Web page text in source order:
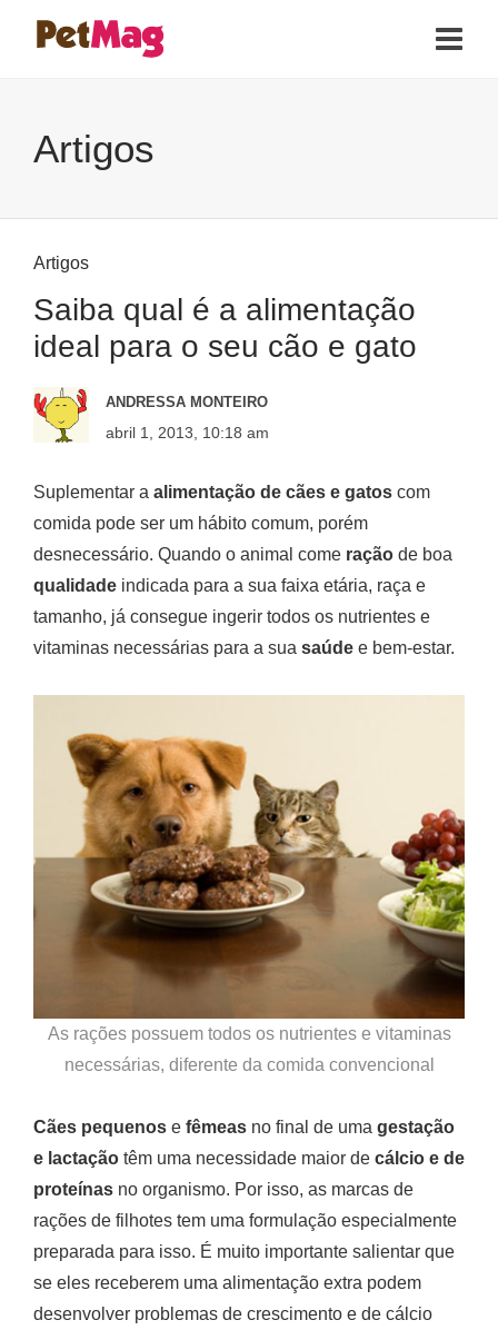
Artigos
Artigos
Saiba qual é a alimentação
ideal para o seu cão e gato
ANDRESSA MONTEIRO
abril 1, 2013, 10:18 am
Suplementar a alimentação de cães e gatos com
comida pode ser um hábito comum, porém
desnecessário. Quando o animal come ração de boa
qualidade indicada para a sua faixa etária, raça e
tamanho, já consegue ingerir todos os nutrientes e
vitaminas necessárias para a sua saúde e bem-estar.
As rações possuem todos os nutrientes e vitaminas
necessárias, diferente da comida convencional
Cães pequenos e fêmeas no final de uma gestação
e lactação têm uma necessidade maior de cálcio e de
proteínas no organismo. Por isso, as marcas de
rações de filhotes tem uma formulação especialmente
preparada para isso. É muito importante salientar que
se eles receberem uma alimentação extra podem
desenvolver problemas de crescimento e de cálcio